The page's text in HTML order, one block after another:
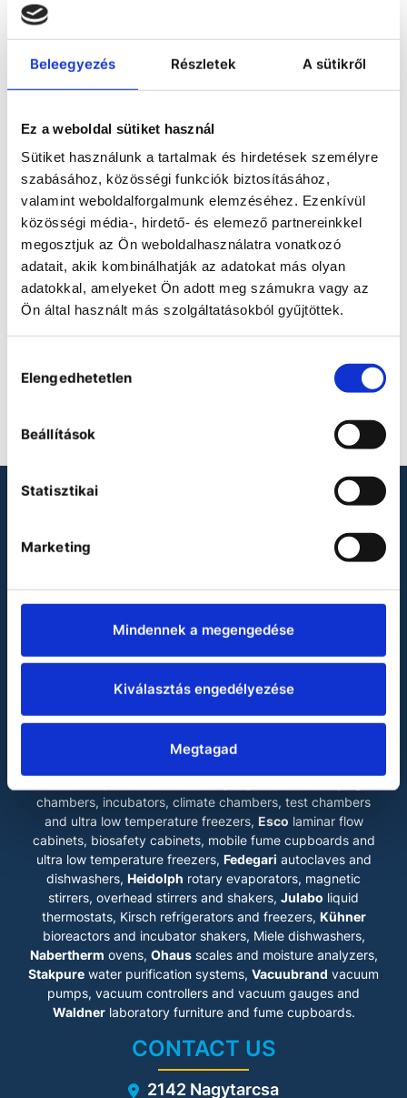
Beleegyezés Részletek A sütikről
Ez a weboldal sütiket használ
Sütiket használunk a tartalmak és hirdetések személyre
szabásához, közösségi funkciók biztosításához,
valamint weboldalforgalmunk elemzéséhez. Ezenkívül
közösségi média-, hirdető- és elemező partnereinkkel
megosztjuk az Ön weboldalhasználatra vonatkozó
adatait, akik kombinálhatják az adatokat más olyan
adatokkal, amelyeket Ön adott meg számukra vagy az
Ön által használt más szolgáltatásokból gyűjtöttek.
kiválasztása
Elengedhetetlen
Beállítások
Statisztikai
Marketing
Mindennek a megengedése
Kiválasztás engedélyezése
Megtagad
New Hei-TORQUE Core overhead
stirrer
LOOKING FOR LABORATORY
Heidolph
Julabo
Miele
Vacuubrand
Waldner
LABOKRAFT MÉRNÖKIRODA KFT.
chambers, incubators, climate chambers, test chambers
and ultra low temperature freezers, Esco laminar flow
cabinets, biosafety cabinets, mobile fume cupboards and
ultra low temperature freezers, Fedegari autoclaves and
dishwashers, Heidolph rotary evaporators, magnetic
stirrers, overhead stirrers and shakers, Julabo liquid
thermostats, Kirsch refrigerators and freezers, Kühner
bioreactors and incubator shakers, Miele dishwashers,
Nabertherm ovens, Ohausscales and moisture analyzers,
Stakpure water purification systems, Vacuubrand vacuum
pumps, vacuum controllers and vacuum gauges and
Waldnerlaboratory furniture and fume cupboards.
CONTACT US
2142 Nagytarcsa